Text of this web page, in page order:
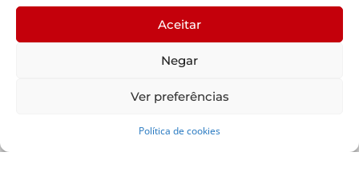
Aceitar
Negar
Ver preferências
Política de cookies
Bairro:
Capoeiras, Florianópolis, SC
Política de Privacidade